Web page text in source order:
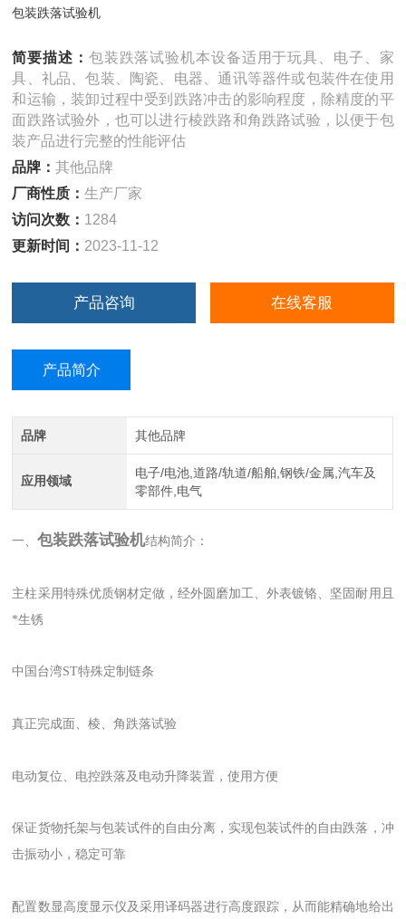
包装跌落试验机
简要描述： 包装跌落试验机本设备适用于玩具、电子、家
具、礼品、包装、陶瓷、电器、通讯等器件或包装件在使用
和运输，装卸过程中受到跌路冲击的影响程度，除精度的平
面跌路试验外，也可以进行棱跌路和角跌路试验，以便于包
装产品进行完整的性能评估
品牌：其他品牌
厂商性质：生产厂家
访问次数： 1284
更新时间： 2023-11-12
产品咨询 在线客服
产品简介
品牌 其他品牌
应用领域
电子/电池,道路/轨道/船舶,钢铁/金属,汽车及
零部件,电气
一、包装跌落试验机结构简介：
主柱采用特殊优质钢材定做，经外圆磨加工、外表镀铬、坚固耐用且
*生锈
中国台湾ST特殊定制链条
真正完成面、棱、角跌落试验
电动复位、电控跌落及电动升降装置，使用方便
保证货物托架与包装试件的自由分离，实现包装试件的自由跌落，冲
击振动小，稳定可靠
配置数显高度显示仪及采用译码器进行高度跟踪，从而能精确地给出